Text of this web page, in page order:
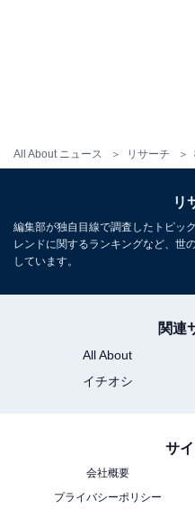
All About ニュース リサーチ
リ
編集部が独自目線で調査したトピッ
レンドに関するランキングなど、世
しています。
関連
All About
イチオシ
サ
会社概要
プライバシーポリシー